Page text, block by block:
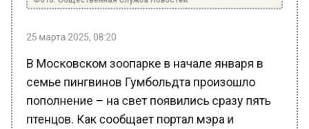
В Московском зоопарке в начале января в
семье пингвинов Гумбольдта произошло
пополнение – на свет появились сразу пять
птенцов. Как сообщает портал мэра и
правительства столицы, у двух пар родилось